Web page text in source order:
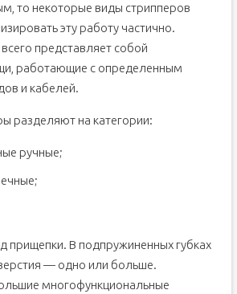
то некоторые виды стрипперов
эту работу частично.
представляет собой
работающие с определенным
и кабелей.
разделяют на категории:
ручные;
прищепки. В подпружиненных губках
— одно или больше.
многофункциональные